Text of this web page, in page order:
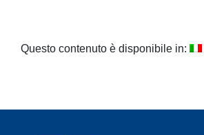
Questo contenuto è disponibile in: